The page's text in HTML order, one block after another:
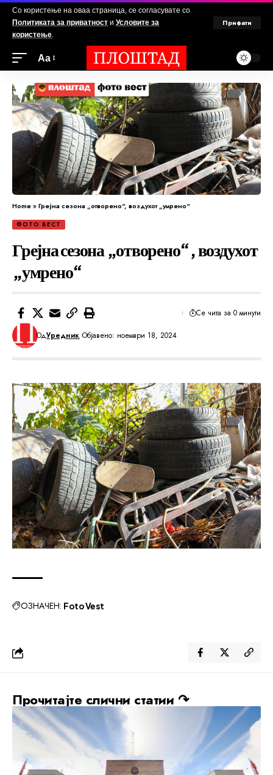
Со користење на оваа страница, се согласувате со
Политиката за приватност и Условите за
користење.
Прифати
Аа
Home»Грејна сезона „отворено“, воздухот „умрено“
ФОТО ВЕСТ
Грејна сезона „отворено“, воздухот
„умрено“
ОдУредник Објавено: ноември 18, 2024
Се чита за 0 минути
ОЗНАЧЕН: Foto Vest
Прочитајте слични статии ↷